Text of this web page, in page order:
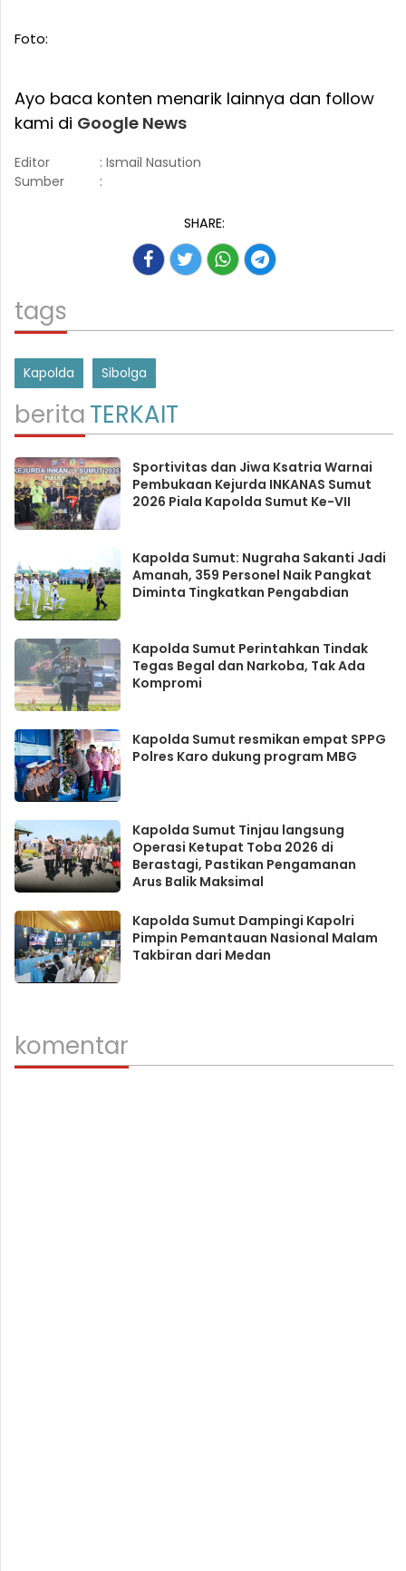
Foto:
Ayo baca konten menarik lainnya dan follow
kami di Google News
Editor
: Ismail Nasution
Sumber
:
SHARE:
tags
Kapolda Sibolga
beritaTERKAIT
Sportivitas dan Jiwa Ksatria Warnai
Pembukaan Kejurda INKANAS Sumut
2026 Piala Kapolda Sumut Ke-VII
Kapolda Sumut: Nugraha Sakanti Jadi
Amanah, 359 Personel Naik Pangkat
Diminta Tingkatkan Pengabdian
Kapolda Sumut Perintahkan Tindak
Tegas Begal dan Narkoba, Tak Ada
Kompromi
Kapolda Sumut resmikan empat SPPG
Polres Karo dukung program MBG
Kapolda Sumut Tinjau langsung
Operasi Ketupat Toba 2026 di
Berastagi, Pastikan Pengamanan
Arus Balik Maksimal
Kapolda Sumut Dampingi Kapolri
Pimpin Pemantauan Nasional Malam
Takbiran dari Medan
komentar